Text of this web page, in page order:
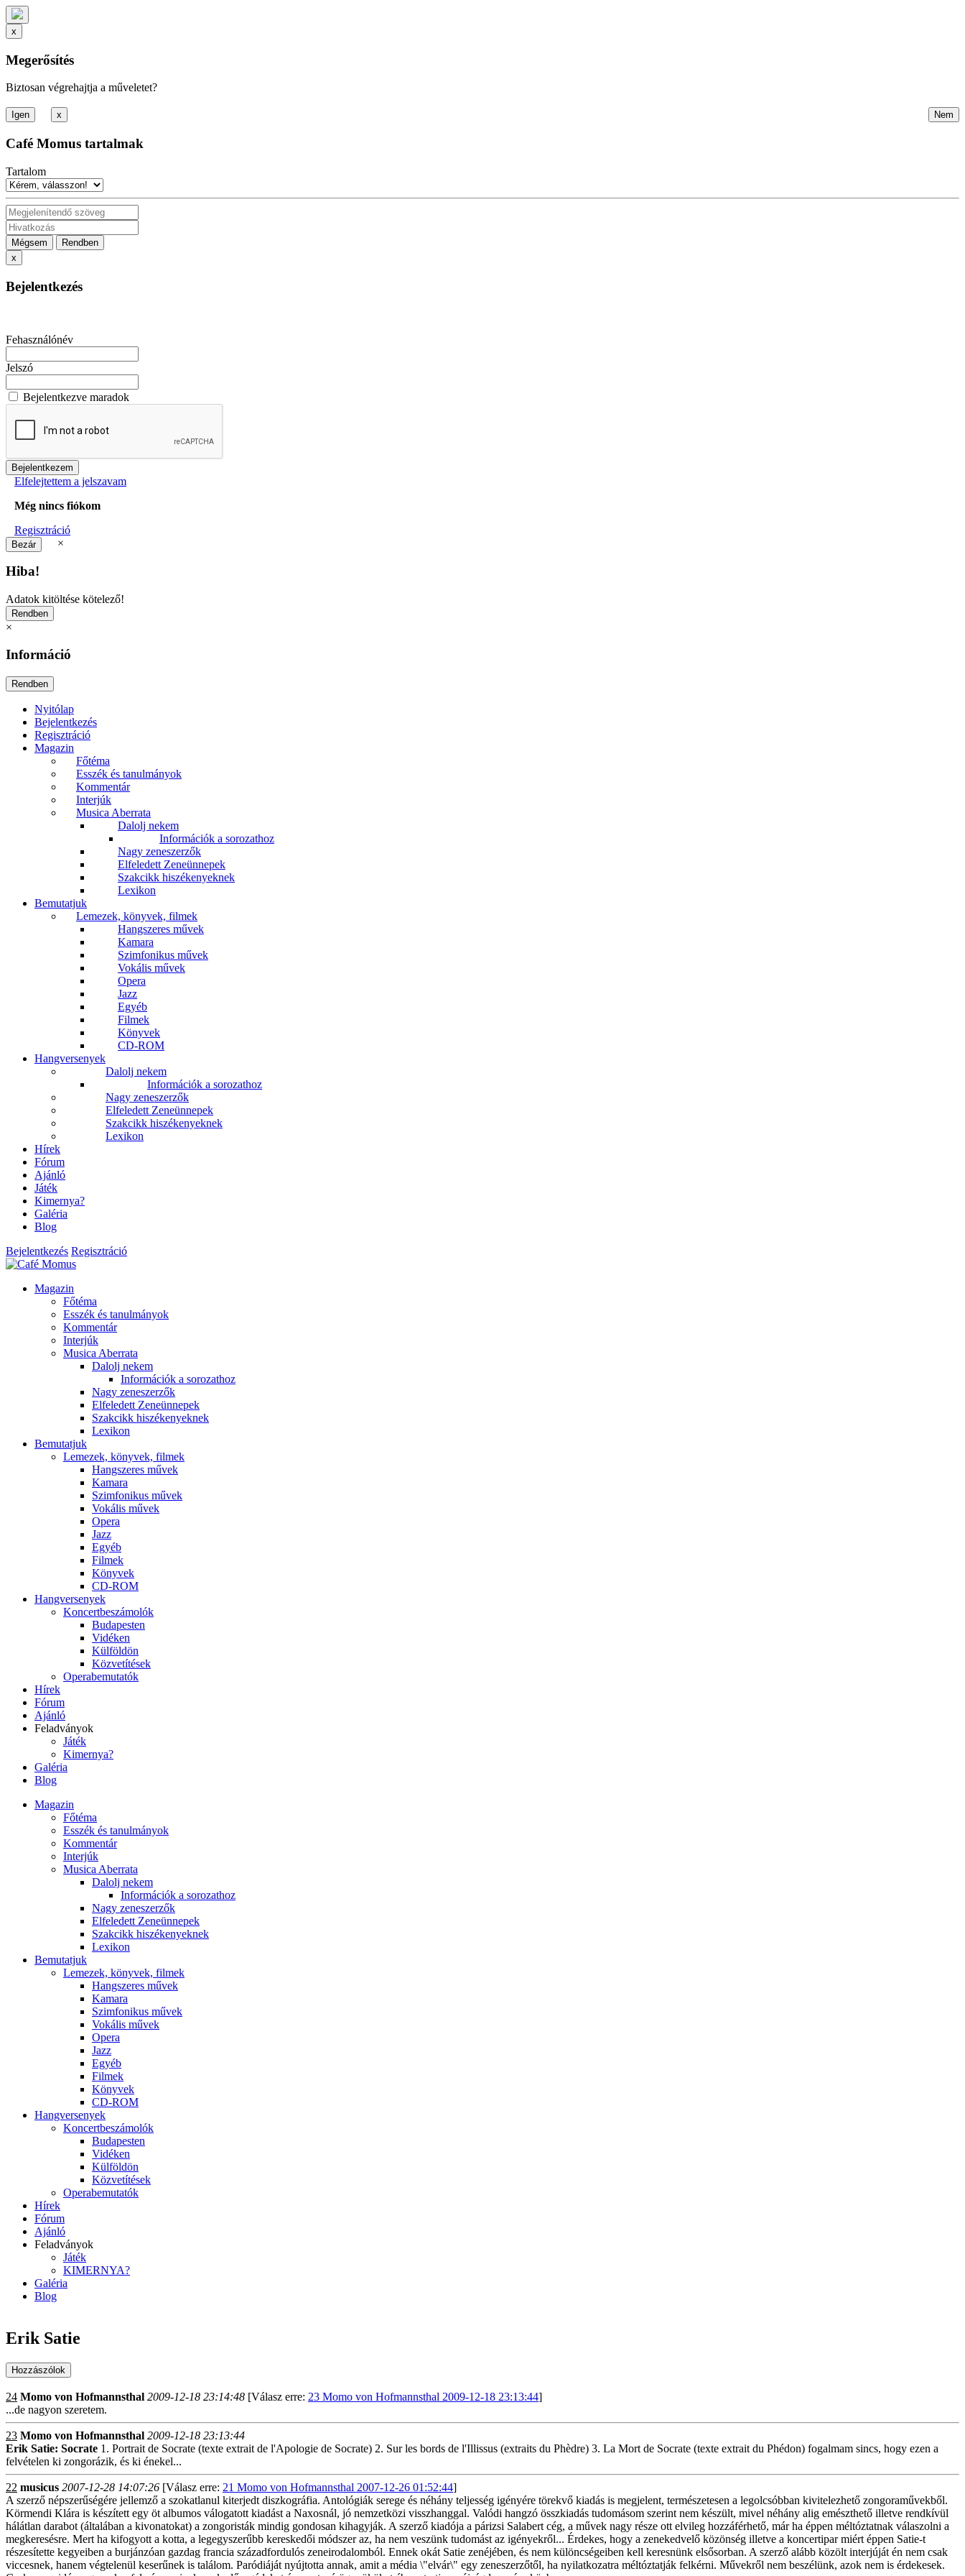
x
Megerősítés
Biztosan végrehajtja a műveletet?
x
Café Momus tartalmak
Tartalom
Mégsem
Rendben
x
Bejelentkezés
Fehasználónév
Jelszó
Bejelentkezve maradok
Elfelejtettem a jelszavam
Még nincs fiókom
Regisztráció
×
Hiba!
Adatok kitöltése kötelező!
×
Információ
Nyitólap
Bejelentkezés
Regisztráció
Magazin
Főtéma
Esszék és tanulmányok
Kommentár
Interjúk
Musica Aberrata
Dalolj nekem
Információk a sorozathoz
Nagy zeneszerzők
Elfeledett Zeneünnepek
Szakcikk hiszékenyeknek
Lexikon
Bemutatjuk
Lemezek, könyvek, filmek
Hangszeres művek
Kamara
Szimfonikus művek
Vokális művek
Opera
Jazz
Egyéb
Filmek
Könyvek
CD-ROM
Hangversenyek
Dalolj nekem
Információk a sorozathoz
Nagy zeneszerzők
Elfeledett Zeneünnepek
Szakcikk hiszékenyeknek
Lexikon
Hírek
Fórum
Ajánló
Játék
Kimernya?
Galéria
Blog
Bejelentkezés Regisztráció
Magazin
Főtéma
Esszék és tanulmányok
Kommentár
Interjúk
Musica Aberrata
Dalolj nekem
Információk a sorozathoz
Nagy zeneszerzők
Elfeledett Zeneünnepek
Szakcikk hiszékenyeknek
Lexikon
Bemutatjuk
Lemezek, könyvek, filmek
Hangszeres művek
Kamara
Szimfonikus művek
Vokális művek
Opera
Jazz
Egyéb
Filmek
Könyvek
CD-ROM
Hangversenyek
Koncertbeszámolók
Budapesten
Vidéken
Külföldön
Közvetítések
Operabemutatók
Hírek
Fórum
Ajánló
Feladványok
Játék
Kimernya?
Galéria
Blog
Magazin
Főtéma
Esszék és tanulmányok
Kommentár
Interjúk
Musica Aberrata
Dalolj nekem
Információk a sorozathoz
Nagy zeneszerzők
Elfeledett Zeneünnepek
Szakcikk hiszékenyeknek
Lexikon
Bemutatjuk
Lemezek, könyvek, filmek
Hangszeres művek
Kamara
Szimfonikus művek
Vokális művek
Opera
Jazz
Egyéb
Filmek
Könyvek
CD-ROM
Hangversenyek
Koncertbeszámolók
Budapesten
Vidéken
Külföldön
Közvetítések
Operabemutatók
Hírek
Fórum
Ajánló
Feladványok
Játék
KIMERNYA?
Galéria
Blog
Erik Satie
24 Momo von Hofmannsthal 2009-12-18 23:14:48 [Válasz erre: 23 Momo von Hofmannsthal 2009-12-18 23:13:44]
...de nagyon szeretem.
23 Momo von Hofmannsthal 2009-12-18 23:13:44
Erik Satie: Socrate 1. Portrait de Socrate (texte extrait de l'Apologie de Socrate) 2. Sur les bords de l'Illissus (extraits du Phèdre) 3. La Mort de Socrate (texte extrait du Phédon) fogalmam sincs, hogy ezen a
felvételen ki zongorázik, és ki énekel...
22 musicus 2007-12-28 14:07:26 [Válasz erre: 21 Momo von Hofmannsthal 2007-12-26 01:52:44]
A szerző népszerűségére jellemző a szokatlanul kiterjedt diszkográfia. Antológiák serege és néhány teljesség igényére törekvő kiadás is megjelent, természetesen a legolcsóbban kivitelezhető zongoraművekből.
Körmendi Klára is készített egy öt albumos válogatott kiadást a Naxosnál, jó nemzetközi visszhanggal. Valódi hangzó összkiadás tudomásom szerint nem készült, mivel néhány alig emészthető illetve rendkívül
hálátlan darabot (általában a kivonatokat) a zongoristák mindig gondosan kihagyják. A szerző kiadója a párizsi Salabert cég, a művek nagy része ott elvileg hozzáférhető, már ha éppen méltóztatnak válaszolni a
megkeresésre. Mert ha kifogyott a kotta, a legegyszerűbb kereskedői módszer az, ha nem veszünk tudomást az igényekről... Érdekes, hogy a zenekedvelő közönség illetve a koncertipar miért éppen Satie-t
részesítette kegyeiben a burjánzóan gazdag francia századfordulós zeneirodalomból. Ennek okát Satie zenéjében, és nem különcségeiben kell keresnünk elsősorban. A szerző alább közölt interjúját én nem csak
viccesnek, hanem végtelenül keserűnek is találom. Paródiáját nyújtotta annak, amit a média \"elvár\" egy zeneszerzőtől, ha nyilatkozatra méltóztatják felkérni. Művekről nem beszélünk, azok nem is érdekesek.